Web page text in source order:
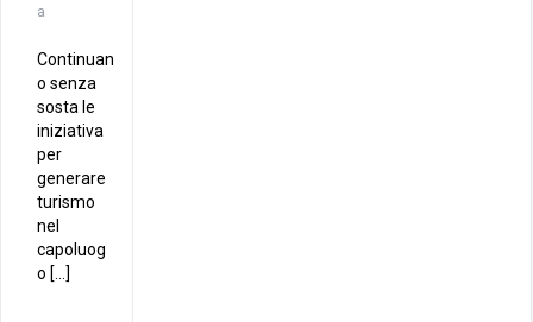
a
Continuan
o senza
sosta le
iniziativa
per
generare
turismo
nel
capoluog
o […]